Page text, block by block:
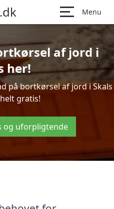
Menu
af jord i
her!
på bortkørsel af jord i Skals
gratis!
og uforpligtende